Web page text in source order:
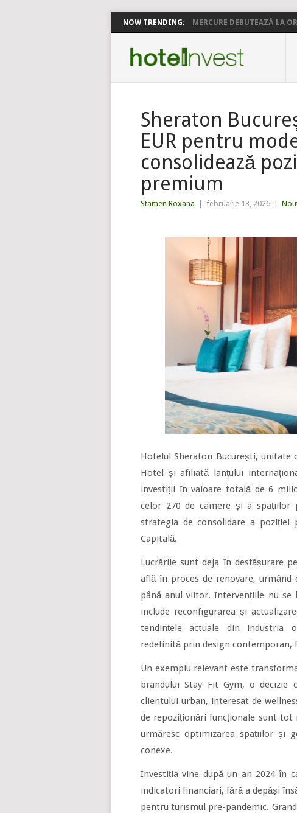
NOW TRENDING: MERCURE DEBUTEAZĂ LA
Sheraton
EUR pentru
consolidează
premium
Stamen Roxana februarie 13, 2026
Hotelul Sheraton București, unitate
Hotel și afiliată lanțului
investiții în valoare totală de 6
celor 270 de camere și a spațiilor
strategia de consolidare a
Capitală.
Lucrările sunt deja în desfășurare
află în proces de renovare,
până anul viitor. Intervențiile nu se
include reconfigurarea și
tendințele actuale din industria
redefinită prin design
Un exemplu relevant este
brandului Stay Fit Gym, o
clientului urban, interesat de
de repoziționări funcționale sunt
urmăresc optimizarea spațiilor și
conexe.
Investiția vine după un an 2024 în
indicatori financiari, fără a depăși
pentru turismul pre-pandemic.